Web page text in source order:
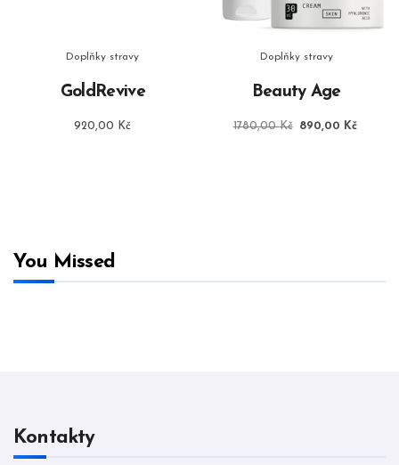
Doplňky stravy
GoldRevive
920,00 Kč
Doplňky stravy
Beauty Age
1780,00Kč
Původní
890,00 Kč
You Missed
Kontakty